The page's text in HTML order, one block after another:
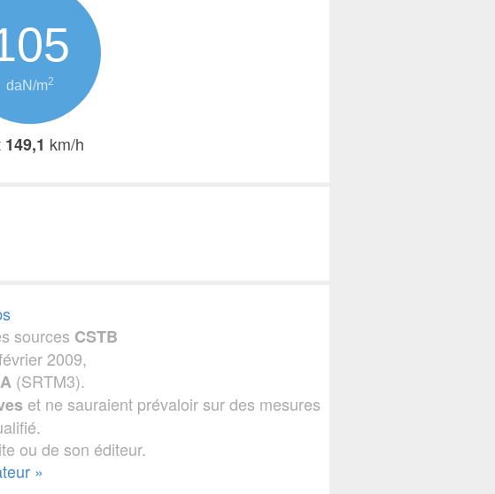
daN/m2
149,1 km/h
sources CSTB
2009,
(SRTM3).
et ne sauraient prévaloir sur des mesures
ou de son éditeur.
»